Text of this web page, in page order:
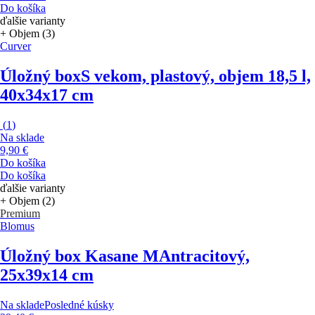
Do košíka
ďalšie varianty
+ Objem (3)
Curver
Úložný boxS vekom, plastový, objem 18,5 l,
40x34x17 cm
(1)
Na sklade
9,90 €
Do košíka
Do košíka
ďalšie varianty
+ Objem (2)
Premium
Blomus
Úložný box Kasane MAntracitový,
25x39x14 cm
Na skladePosledné kúsky